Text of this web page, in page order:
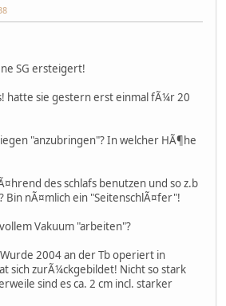
SG ersteigert!
hatte sie gestern erst einmal fÃ¼r 20
"anzubringen"? In welcher HÃ¶he
des schlafs benutzen und so z.b
Bin nÃ¤mlich ein "SeitenschlÃ¤fer"!
Vakuum "arbeiten"?
2004 an der Tb operiert in
sich zurÃ¼ckgebildet! Nicht so stark
sind es ca. 2 cm incl. starker